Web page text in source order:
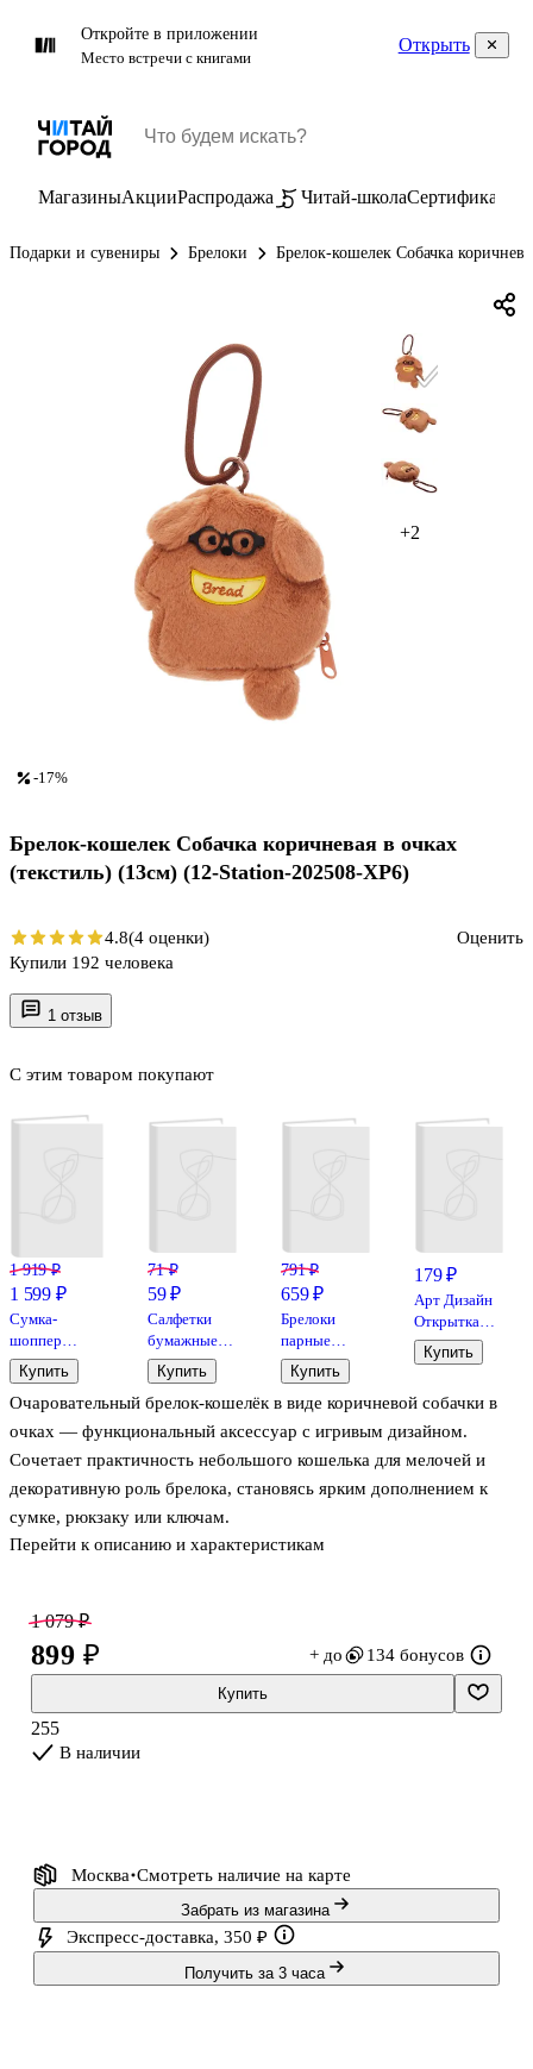
Откройте в приложении
Место встречи с книгами
Открыть
МагазиныАкцииРаспродажа Читай-школаСертификаты
Подарки и сувениры Брелоки Брелок-кошелек Собачка
+2
1 отзыв
Очаровательный брелок‑кошелёк в виде коричневой собачки в
очках — функциональный аксессуар с игривым дизайном.
Сочетает практичность небольшого кошелька для мелочей и
декоративную роль брелока, становясь ярким дополнением к
сумке, рюкзаку или ключам.
Перейти к описанию и характеристикам
С этим товаром покупают
1 919 ₽
1 599 ₽
Сумка-
шоппер
плюшевая
Котик (белая)
(35х32х7)
(12-G13455-
Купить
71 ₽
59 ₽
Салфетки
бумажные
Кролики (3-х
слойные,
цветные)
(210х210)
SENWEN-
PP8008)
Купить
791 ₽
659 ₽
Брелоки
парные
Зверюшки в
плаще (ПВХ)
(3х2,5) (12-
Manmiao-
Купить
179 ₽
Арт Дизайн
Открытка
двойная
Новый год
Купить
-17%
Брелок-кошелек Собачка коричневая в очках
(текстиль) (13см) (12-Station-202508-XP6)
4.8(4 оценки)
Оценить
Купили 192 человека
1 079 ₽
899 ₽ + до 134 бонусов
Купить
255
В наличии
Москва Смотреть наличие на карте
Забрать из магазина
Экспресс-доставка, 350 ₽
Получить за 3 часа